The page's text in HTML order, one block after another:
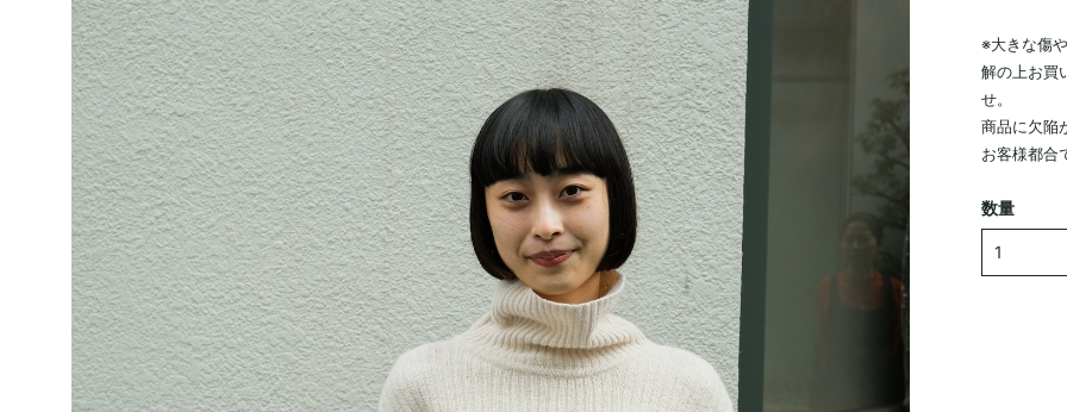
※大きな傷
解の上お買
せ。
商品に欠陥
お客様都合
数量